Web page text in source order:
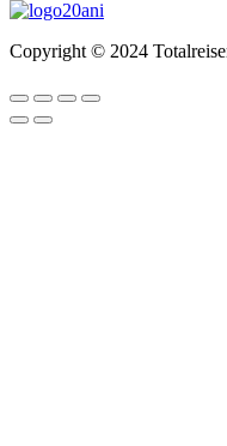
Copyright © 2024